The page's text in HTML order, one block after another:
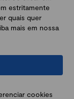
Paulo, SP, 04538-133,
estritamente
quais quer
mais em nossa
cookies